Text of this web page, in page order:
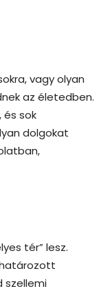
vagy olyan
az életedben.
és sok
dolgokat
tér” lesz.
szellemi